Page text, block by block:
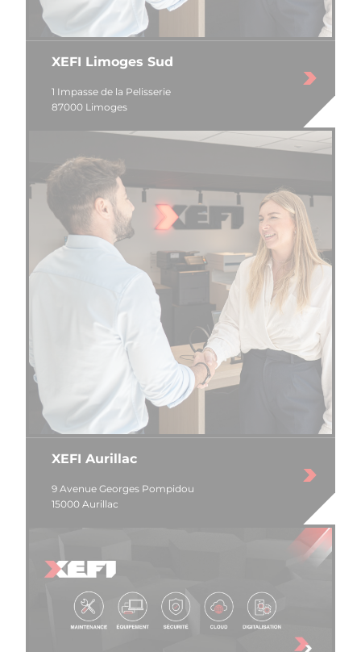
XEFI Limoges Sud
1 Impasse de la Pelisserie
87000 Limoges
XEFI Aurillac
9 Avenue Georges Pompidou
15000 Aurillac